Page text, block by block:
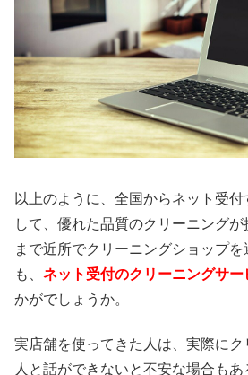
以上のように、全国からネット受
して、優れた品質のクリーニング
まで近所でクリーニングショップを
も、 ネット受付のクリーニングサー
かがでしょうか。
実店舗を使ってきた人は、実際に
人と話ができないと不安な場合もあ